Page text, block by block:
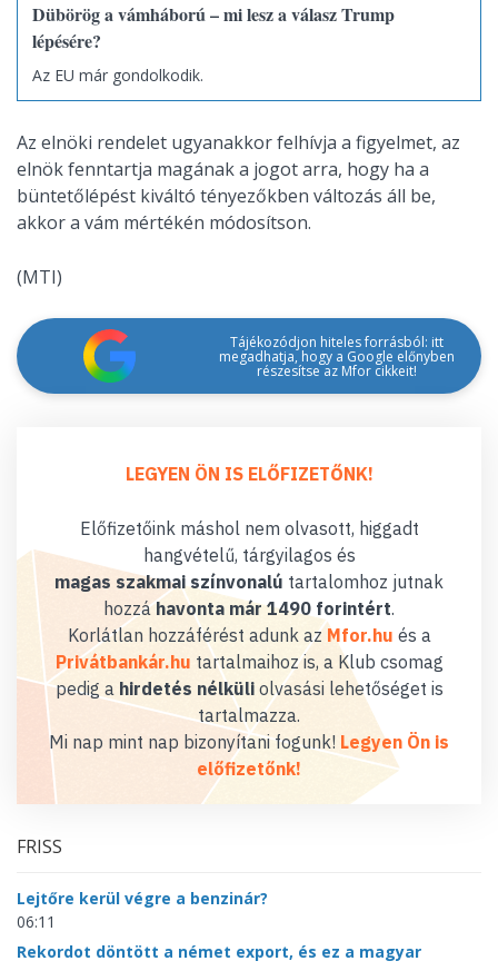
Dübörög a vámháború – mi lesz a válasz Trump
lépésére?
Az EU már gondolkodik.
Az elnöki rendelet ugyanakkor felhívja a figyelmet, az
elnök fenntartja magának a jogot arra, hogy ha a
büntetőlépést kiváltó tényezőkben változás áll be,
akkor a vám mértékén módosítson.
(MTI)
Tájékozódjon hiteles forrásból: itt
megadhatja, hogy a Google előnyben
részesítse az Mfor cikkeit!
LEGYEN ÖN IS ELŐFIZETŐNK!
Előfizetőink máshol nem olvasott, higgadt
hangvételű, tárgyilagos és
magas szakmai színvonalú tartalomhoz jutnak
hozzáhavonta már 1490 forintért.
Korlátlan hozzáférést adunk az Mfor.hu és a
Privátbankár.hu tartalmaihoz is, a Klub csomag
pedig a hirdetés nélküliolvasási lehetőséget is
tartalmazza.
Mi nap mint nap bizonyítani fogunk! Legyen Ön is
előfizetőnk!
FRISS
Lejtőre kerül végre a benzinár?
06:11
Rekordot döntött a német export, és ez a magyar